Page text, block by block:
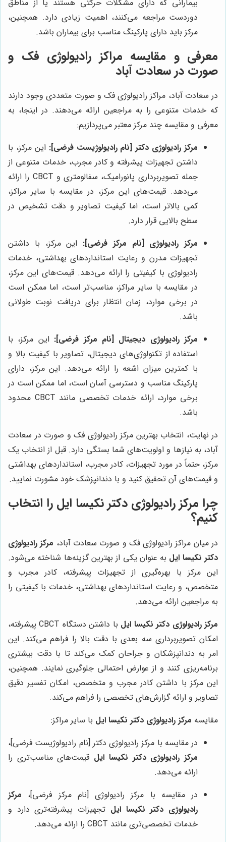
بیمارانی که دارای مشکلات حرکتی هستند یا از مناطق
دوردست مراجعه می‌کنند، اهمیت زیادی دارد. همچنین،
مرکز باید دارای پارکینگ مناسب برای بیماران باشد.
معرفی و مقایسه مراکز رادیولوژی فک و
صورت در سعادت آباد
در سعادت آباد، مراکز رادیولوژی فک و صورت متعددی وجود دارند
که خدمات متنوعی را به مراجعین ارائه می‌دهند. در اینجا، به
معرفی و مقایسه چند مرکز معتبر می‌پردازیم:
مرکز رادیولوژی دکتر [نام رادیولوژیست فرضی]: این مرکز، با
داشتن تجهیزات پیشرفته و کادر مجرب، خدمات متنوعی از
جمله تصویربرداری پانورامیک، سفالومتری و CBCT را ارائه
می‌دهد. قیمت‌های این مرکز، در مقایسه با سایر مراکز،
کمی بالاتر است، اما کیفیت تصاویر و دقت تشخیص در
سطح بالایی قرار دارد.
مرکز رادیولوژی [نام مرکز فرضی]: این مرکز، با داشتن
تجهیزات مدرن و رعایت استانداردهای بهداشتی، خدمات
رادیولوژی با کیفیتی را ارائه می‌دهد. قیمت‌های این مرکز،
در مقایسه با سایر مراکز، مناسب‌تر است، اما ممکن است
در برخی موارد، زمان انتظار برای دریافت نوبت طولانی
باشد.
مرکز رادیولوژی دیجیتال [نام مرکز فرضی]: این مرکز، با
استفاده از تکنولوژی‌های دیجیتال، تصاویر با کیفیت بالا و
با کمترین میزان اشعه را ارائه می‌دهد. این مرکز، دارای
پارکینگ مناسب و دسترسی آسان است، اما ممکن است در
برخی موارد، ارائه خدمات تخصصی مانند CBCT محدود
باشد.
در نهایت، انتخاب بهترین مرکز رادیولوژی فک و صورت در سعادت
آباد، به نیازها و اولویت‌های شما بستگی دارد. قبل از انتخاب یک
مرکز، حتماً در مورد تجهیزات، کادر مجرب، استانداردهای بهداشتی
و قیمت‌های آن تحقیق کنید و با دندانپزشک خود مشورت نمایید.
چرا مرکز رادیولوژی دکتر نکیسا ایل را انتخاب
کنیم؟
در میان مراکز رادیولوژی فک و صورت سعادت آباد، مرکز رادیولوژی
دکتر نکیسا ایل به عنوان یکی از بهترین گزینه‌ها شناخته می‌شود.
این مرکز با بهره‌گیری از تجهیزات پیشرفته، کادر مجرب و
متخصص، و رعایت استانداردهای بهداشتی، خدمات با کیفیتی را
به مراجعین ارائه می‌دهد.
مرکز رادیولوژی دکتر نکیسا ایل
با داشتن دستگاه CBCT پیشرفته،
امکان تصویربرداری سه بعدی با دقت بالا را فراهم می‌کند. این
امر به دندانپزشکان و جراحان کمک می‌کند تا با دقت بیشتری
برنامه‌ریزی کنند و از عوارض احتمالی جلوگیری نمایند. همچنین،
این مرکز با داشتن کادر مجرب و متخصص، امکان تفسیر دقیق
تصاویر و ارائه گزارش‌های تخصصی را فراهم می‌کند.
مقایسه مرکز رادیولوژی دکتر نکیسا ایل با سایر مراکز:
در مقایسه با مرکز رادیولوژی دکتر [نام رادیولوژیست فرضی]،
مرکز رادیولوژی دکتر نکیسا ایل قیمت‌های مناسب‌تری را
ارائه می‌دهد.
در مقایسه با مرکز رادیولوژی [نام مرکز فرضی]، مرکز
رادیولوژی دکتر نکیسا ایل تجهیزات پیشرفته‌تری دارد و
خدمات تخصصی‌تری مانند CBCT را ارائه می‌دهد.